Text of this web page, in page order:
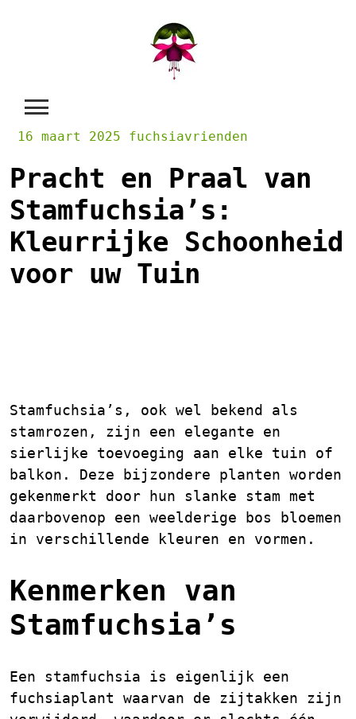
16 maart 2025 fuchsiavrienden
Pracht en Praal van
Stamfuchsia’s:
Kleurrijke Schoonheid
voor uw Tuin
Stamfuchsia’s, ook wel bekend als
stamrozen, zijn een elegante en
sierlijke toevoeging aan elke tuin of
balkon. Deze bijzondere planten worden
gekenmerkt door hun slanke stam met
daarbovenop een weelderige bos bloemen
in verschillende kleuren en vormen.
Kenmerken van
Stamfuchsia’s
Een stamfuchsia is eigenlijk een
fuchsiaplant waarvan de zijtakken zijn